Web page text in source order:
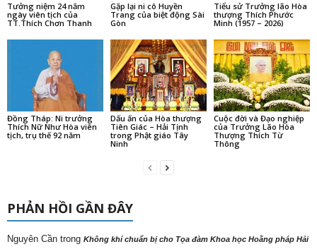
Tưởng niệm 24 năm
ngày viên tịch của
TT.Thích Chơn Thanh
Gặp lại ni cô Huyền
Trang của biệt động Sài
Gòn
Tiểu sử Trưởng lão Hòa
thượng Thích Phước
Minh (1957 – 2026)
Đồng Tháp: Ni trưởng
Thích Nữ Như Hòa viên
tịch, trụ thế 92 năm
Dấu ấn của Hòa thượng
Tiên Giác – Hải Tịnh
trong Phật giáo Tây
Ninh
Cuộc đời và Đạo nghiệp
của Trưởng Lão Hòa
Thượng Thích Từ
Thông
PHẢN HỒI GẦN ĐÂY
Nguyên Cần trong Không khí chuẩn bị cho Tọa đàm Khoa học Hoằng pháp Hải